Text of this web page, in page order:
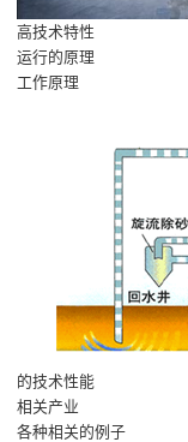
高技术特性
运行的原理
工作原理
的技术性能
相关产业
各种相关的例子